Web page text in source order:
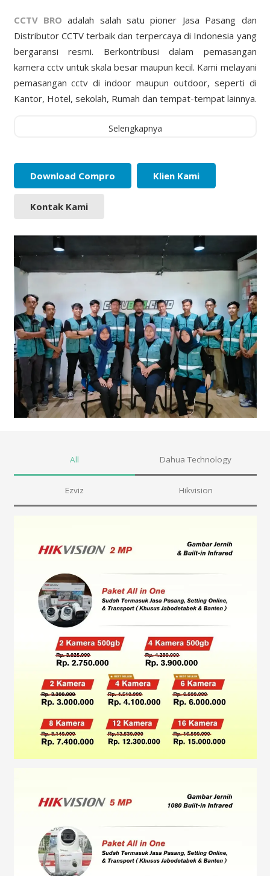
CCTV BRO adalah salah satu pioner Jasa Pasang dan
Distributor CCTV terbaik dan terpercaya di Indonesia yang
bergaransi resmi. Berkontribusi dalam pemasangan
kamera cctv untuk skala besar maupun kecil. Kami melayani
pemasangan cctv di indoor maupun outdoor, seperti di
Kantor, Hotel, sekolah, Rumah dan tempat-tempat lainnya.
Selengkapnya
Download Compro Klien Kami
Kontak Kami
All Dahua Technology
Ezviz Hikvision